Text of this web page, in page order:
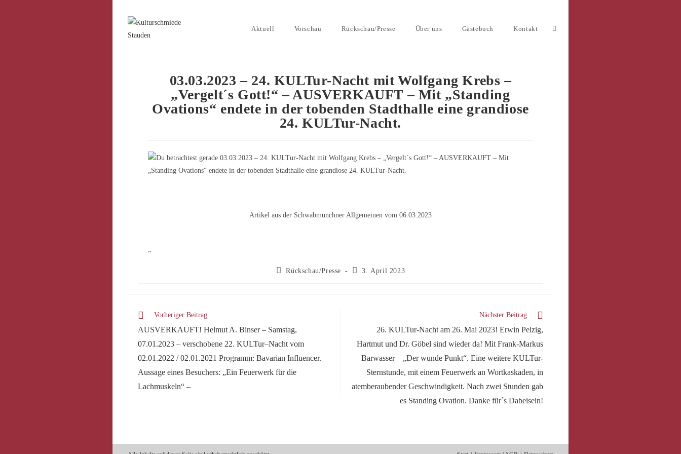
Aktuell Vorschau Rückschau/Presse Über uns Gästebuch Kontakt Website-
03.03.2023 – 24. KULTur-Nacht mit Wolfgang Krebs –
„Vergelt´s Gott!“ – AUSVERKAUFT – Mit „Standing
Ovations“ endete in der tobenden Stadthalle eine grandiose
24. KULTur-Nacht.
Artikel aus der Schwabmünchner Allgemeinen vom 06.03.2023
„
Beitrags-
Rückschau/Presse
Beitrag
3. April 2023
Weitere
ansehen
Vorheriger Beitrag
AUSVERKAUFT! Helmut A. Binser – Samstag,
07.01.2023 – verschobene 22. KULTur–Nacht vom
02.01.2022 / 02.01.2021 Programm: Bavarian Influencer.
Aussage eines Besuchers: „Ein Feuerwerk für die
Lachmuskeln“ –
Nächster Beitrag
26. KULTur-Nacht am 26. Mai 2023! Erwin Pelzig,
Hartmut und Dr. Göbel sind wieder da! Mit Frank-Markus
Barwasser – „Der wunde Punkt“. Eine weitere KULTur-
Sternstunde, mit einem Feuerwerk an Wortkaskaden, in
atemberaubender Geschwindigkeit. Nach zwei Stunden gab
es Standing Ovation. Danke für´s Dabeisein!